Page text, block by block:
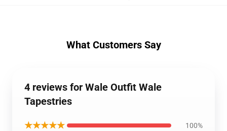
What Customers Say
4 reviews for Wale Outfit Wale
Tapestries
★★★★★ 100%